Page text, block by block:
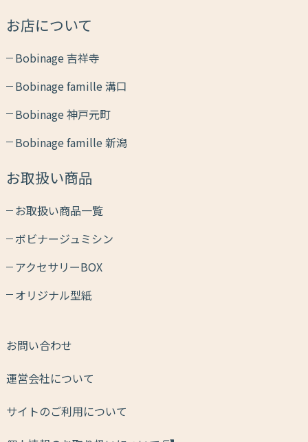
お店について
Bobinage 吉祥寺
Bobinage famille 溝口
Bobinage 神戸元町
Bobinage famille 新潟
お取扱い商品
お取扱い商品一覧
ボビナージュミシン
アクセサリーBOX
オリジナル型紙
お問い合わせ
運営会社について
サイトのご利用について